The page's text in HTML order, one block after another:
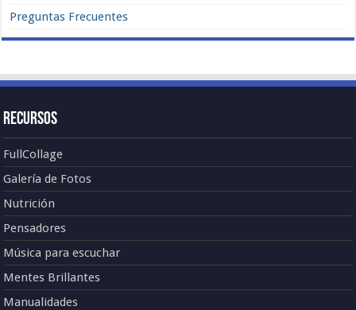
Preguntas Frecuentes
Recursos
FullCollage
Galería de Fotos
Nutrición
Pensadores
Música para escuchar
Mentes Brillantes
Manualidades